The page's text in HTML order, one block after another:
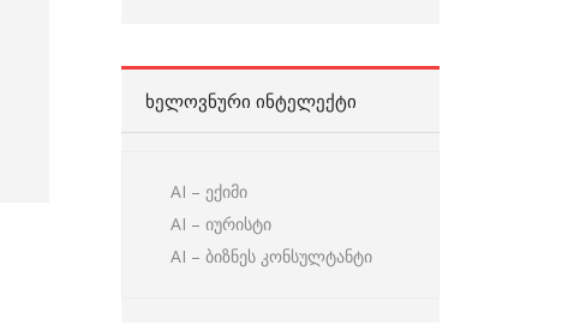
ᲮᲔᲚᲝᲕᲜᲣᲠᲘ ᲘᲜᲢᲔᲚᲔᲥᲢᲘ
AI – ექიმი
AI – იურისტი
AI – ბიზნეს კონსულტანტი